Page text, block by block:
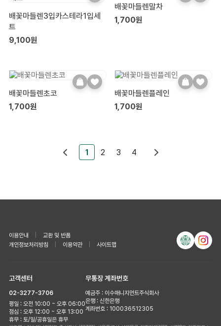
배꽃마들렌3입카스테라1입세
트
9,100원
배꽃마들렌말차
1,700원
배꽃마들렌초코
1,700원
배꽃마들렌플레인
1,700원
1 2 3 4
이용안내
교환 및 반품
개인정보처리방침
이용약관 사이트맵
고객센터
02-3277-3706
평일 : 오전 10:00 ~ 오후 06:00
점심 : 오후 12:00 ~ 오후 13:00
휴무 : 토/일/공휴일은 휴무
무통장 계좌번호
예금주 : 이수매니지먼트주식회사
은행 : 신한은행
계좌번호 : 100036512305